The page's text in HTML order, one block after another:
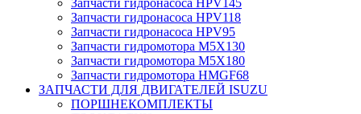
Запчасти гидронасоса HPV118
Запчасти гидронасоса HPV95
Запчасти гидромотора M5X130
Запчасти гидромотора M5X180
Запчасти гидромотора HMGF68
ЗАПЧАСТИ ДЛЯ ДВИГАТЕЛЕЙ ISUZU
ПОРШНЕКОМПЛЕКТЫ